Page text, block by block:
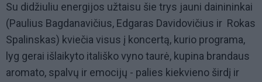
Su didžiuliu energijos užtaisu šie trys jauni dainininkai
(Paulius Bagdanavičius, Edgaras Davidovičius ir Rokas
Spalinskas) kviečia visus į koncertą, kurio programa,
lyg gerai išlaikyto itališko vyno taurė, kupina brandaus
aromato, spalvų ir emocijų - palies kiekvieno širdį ir